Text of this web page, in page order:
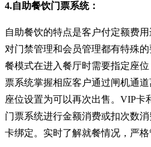
4.自助餐饮门票系统：
自助餐饮的特点是客户付定额费
对门禁管理和会员管理都有特殊
餐模式在进入餐厅时需要指定座
票系统掌握相应客户通过闸机通
座位设置为可以再次出售。VIP卡
门票系统进行金额消费或扣次数
卡绑定。实时了解就餐情况，严